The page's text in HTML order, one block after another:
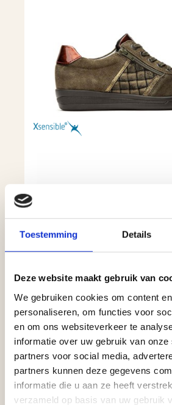
Toestemming Details
Deze website maakt gebruik van
We gebruiken cookies om content
personaliseren, om functies voor
en om ons websiteverkeer te
informatie over uw gebruik van onze
partners voor social media,
partners kunnen deze gegevens
informatie die u aan ze heeft
verzameld op basis van uw gebruik